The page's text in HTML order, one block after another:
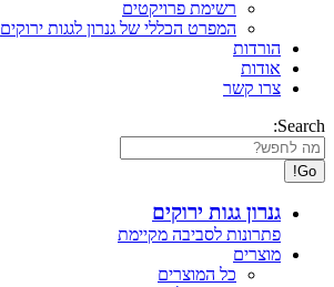
רשימת פרויקטים
המפרט הכללי של גנרון לגגות ירוקים
הורדות
אודות
צרו קשר
Search:
גנרון גגות ירוקים
פתרונות לסביבה מקיימת
מוצרים
כל המוצרים